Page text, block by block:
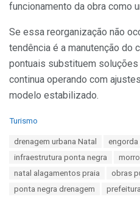
funcionamento da obra como
Se essa reorganização não
tendência é a manutenção do
pontuais substituem
continua operando com
modelo estabilizado.
C
Turismo
drenagem urbana Natal
engorda
infraestrutura ponta negra
natal alagamentos praia
obras
ponta negra drenagem